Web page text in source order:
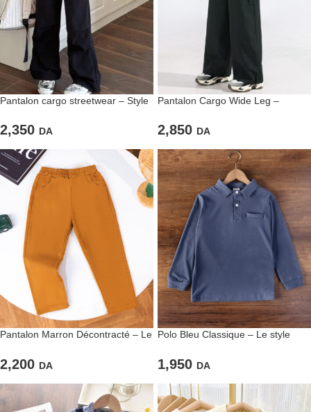
Pantalon cargo streetwear – Style
2,350 DA
Pantalon Cargo Wide Leg –
2,850 DA
Pantalon Marron Décontracté – Le
style
2,200 DA
Polo Bleu Classique – Le style
élégants
1,950 DA